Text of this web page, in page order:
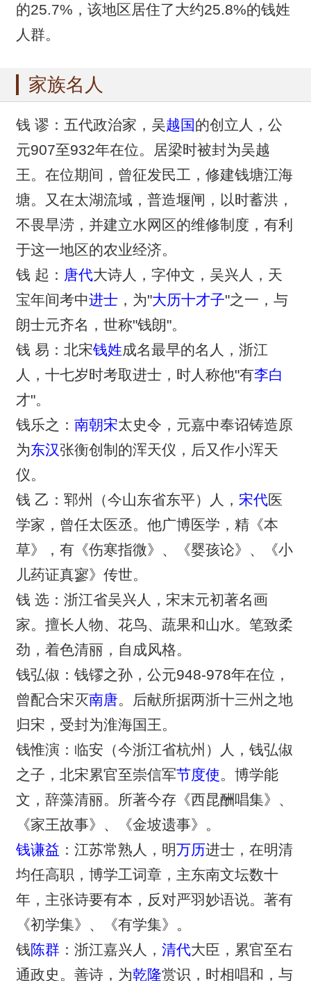
的25.7%，该地区居住了大约25.8%的钱姓
人群。
家族名人
钱 谬：五代政治家，吴越国的创立人，公
元907至932年在位。居梁时被封为吴越
王。在位期间，曾征发民工，修建钱塘江海
塘。又在太湖流域，普造堰闸，以时蓄洪，
不畏旱涝，并建立水网区的维修制度，有利
于这一地区的农业经济。
钱 起： 唐代大诗人，字仲文，吴兴人，天
宝年间考中进士，为"大历十才子"之一，与
朗士元齐名，世称"钱朗"。
钱 易：北宋钱姓成名最早的名人，浙江
人，十七岁时考取进士，时人称他"有李白
才"。
钱乐之： 南朝宋太史令，元嘉中奉诏铸造原
为东汉张衡创制的浑天仪，后又作小浑天
仪。
钱 乙：郓州（今山东省东平）人， 宋代医
学家，曾任太医丞。他广博医学，精《本
草》，有《伤寒指微》、《婴孩论》、《小
儿药证真寥》传世。
钱 选：浙江省吴兴人，宋末元初著名画
家。擅长人物、花鸟、蔬果和山水。笔致柔
劲，着色清丽，自成风格。
钱弘俶：钱镠之孙，公元948-978年在位，
曾配合宋灭南唐。后献所据两浙十三州之地
归宋，受封为淮海国王。
钱惟演：临安（今浙江省杭州）人，钱弘俶
之子，北宋累官至崇信军节度使。博学能
文，辞藻清丽。所著今存《西昆酬唱集》、
《家王故事》、《金坡遗事》。
钱谦益 ：江苏常熟人，明万历进士，在明清
均任高职，博学工词章，主东南文坛数十
年，主张诗要有本，反对严羽妙语说。著有
《初学集》、《有学集》。
钱陈群 ：浙江嘉兴人， 清代大臣，累官至右
通政史。善诗，为乾隆赏识，时相唱和，与